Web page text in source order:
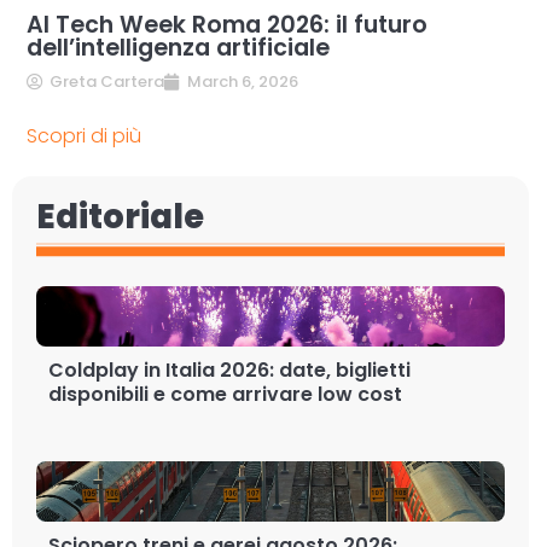
AI Tech Week Roma 2026: il futuro
dell’intelligenza artificiale
Greta Cartera March 6, 2026
Scopri di più
Editoriale
Coldplay in Italia 2026: date, biglietti
disponibili e come arrivare low cost